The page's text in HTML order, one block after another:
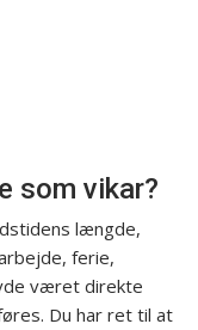
som vikar?
længde,
ferie,
været direkte
Du har ret til at